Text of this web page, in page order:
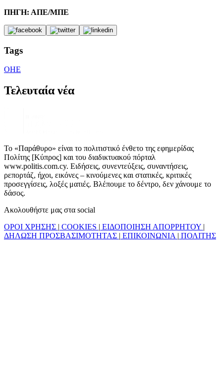
ΠΗΓΗ: ΑΠΕ/ΜΠΕ
Tags
ΟΗΕ
Τελευταία νέα
Το «Παράθυρο» είναι το πολιτιστικό ένθετο της εφημερίδας
Πολίτης [Κύπρος] και του διαδικτυακού πόρταλ
www.politis.com.cy. Ειδήσεις, συνεντεύξεις, συναντήσεις,
ρεπορτάζ, ήχοι, εικόνες – κινούμενες και στατικές, κριτικές
προσεγγίσεις, λοξές ματιές. Βλέπουμε το δέντρο, δεν χάνουμε το
δάσος.
Ακολουθήστε μας στα social
ΟΡΟΙ ΧΡΗΣΗΣ | COOKIES | ΕΙΔΟΠΟΙΗΣΗ ΑΠΟΡΡΗΤΟΥ |
ΔΗΛΩΣΗ ΠΡΟΣΒΑΣΙΜΟΤΗΤΑΣ | ΕΠΙΚΟΙΝΩΝΙΑ | ΠΟΛΙΤΗΣ